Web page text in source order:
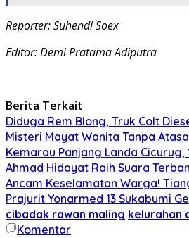
Reporter: Suhendi Soex
Editor: Demi Pratama Adiputra
Berita Terkait
Diduga Rem Blong, Truk Colt
Misteri Mayat Wanita Tanpa
Kemarau Panjang Landa
Ahmad Hidayat Raih Suara
Ancam Keselamatan Warga!
Prajurit Yonarmed 13 Sukabumi
cibadak rawan maling kelurahan
Komentar